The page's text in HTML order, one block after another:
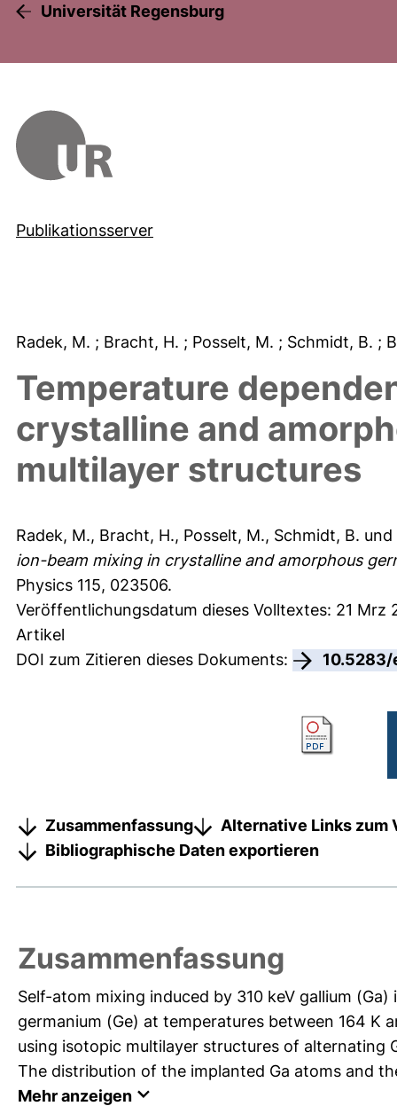
Universität Regensburg
Publikationsserver
Radek, M. ; Bracht, H. ; Posselt, M. ; Schmidt, B. ;
Temperature
crystalline and
multilayer structures
Radek, M., Bracht, H., Posselt, M., Schmidt, B. und
ion-beam mixing in crystalline and amorphous
Physics 115, 023506.
Veröffentlichungsdatum dieses Volltextes: 21 Mrz
Artikel
DOI zum Zitieren dieses Dokuments:
Zusammenfassung
Alternative Links zum
Bibliographische Daten exportieren
Zusammenfassung
Self-atom mixing induced by 310 keV gallium
germanium (Ge) at temperatures between 164 K
using isotopic multilayer structures of alternating
The distribution of the implanted Ga atoms and
Mehr anzeigen